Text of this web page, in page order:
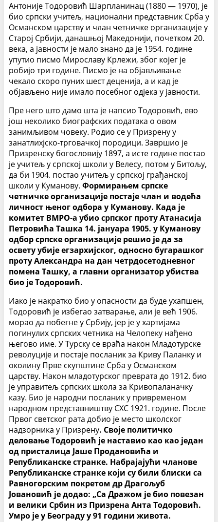
Антоније Тодоровић Шарпланинац (1880 — 1970), је
био српски учитељ, национални представник Срба у
Османском царству и члан четничке организације у
Старој Србији, данашњој Македонији, почетком 20.
века, а јавности је мало знано да је 1954. године
упутио писмо Мирославу Крлежи, због којег је
робијо три године. Писмо је на објављивање
чекало скоро пуних шест деценија, а и кад је
објављено није имало посебног одјека у јавности.
Пре него што дамо шта је напсио Тодоровић, ево
још неколико биографских података о овом
занимљивом човеку. Родио се у Призрену у
занатлихјско-трговачкој породици. Завршио је
Призренску богословију 1897, а исте године постао
је учитељ у српској школи у Велесу, потом у Битољу,
да би 1904. постао учитељ у српској грађанској
школи у Куманову. Формирањем српске
четничке организације постаје члан и водећа
личност њеног одбора у Куманову. Када је
комитет ВМРО-а убио српског проту Атанасија
Петровића Ташка 14. јануара 1905. у Куманову
одбор српске организације решио је да за
освету убије егзархијског, односно бугарашког
проту Александра на дан четрдосетодневног
помена Ташку, а главни организатор убиства
био је Тодоровић.
Иако је накратко био у опасности да буде ухапшен,
Тодоровић је избегао затварање, али је већ 1906.
морао да побегне у Србију, јер је у хартијама
погинулих српских четника на Челопеку нађено
његово име. У Турску се враћа након Младотурске
револуције и постаје посланик за Криву Паланку и
околину Прве скупштине Срба у Османском
царству. Након младотурског преврата до 1912. био
је управитељ српских школа за Кривопаланачку
казу. Био је народни посланик у привременом
народном представништву СХС 1921. године. После
Првог светског рата добио је место школског
надзорника у Призрену. Своје политичко
деловање Тодоровић је наставио као као један
од присталица Јаше Продановића и
Републиканске странке. Набрајајући чланове
Републиканске странке који су били блиски са
Равногорским покретом др Драгољуб
Јовановић је додао: „Са Дражом је био повезан
и велики Србин из Призрена Анта Тодоровић.
Умро је у Београду у 91 години живота.